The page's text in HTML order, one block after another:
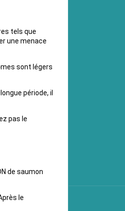
tels que
une menace
sont légers
période, il
pas le
de saumon
le